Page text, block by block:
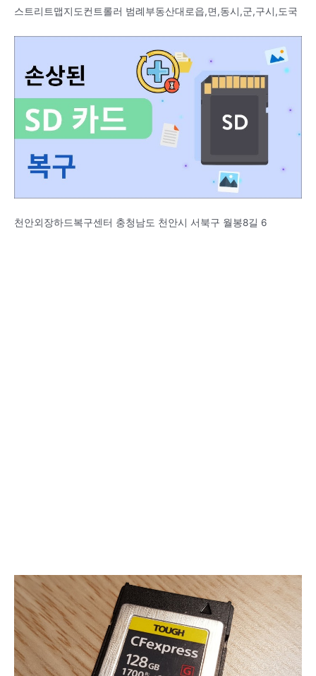
스트리트맵지도컨트롤러 범례부동산대로읍,면,동시,군,구시,도국
천안외장하드복구센터 충청남도 천안시 서북구 월봉8길 6